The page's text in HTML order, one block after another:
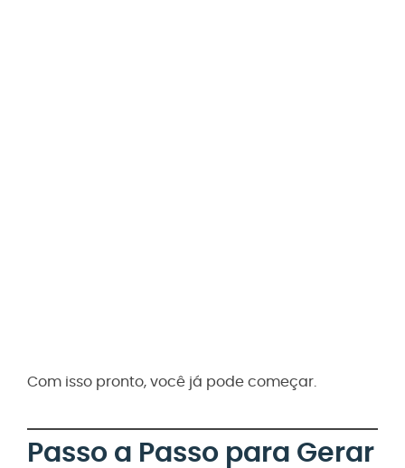
Com isso pronto, você já pode começar.
Passo a Passo para Gerar